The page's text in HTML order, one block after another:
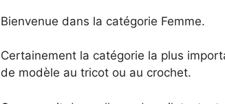
Bienvenue dans la catégorie Femme.
Certainement la catégorie la plus
de modèle au tricot ou au crochet.